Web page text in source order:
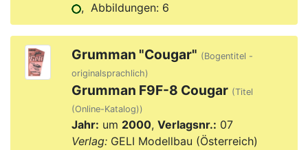
, Abbildungen: 6
Grumman "Cougar" (Bogentitel -
originalsprachlich)
Grumman F9F-8 Cougar (Titel
(Online-Katalog))
Jahr: um 2000, Verlagsnr.: 07
Verlag:GELI Modellbau (Österreich)